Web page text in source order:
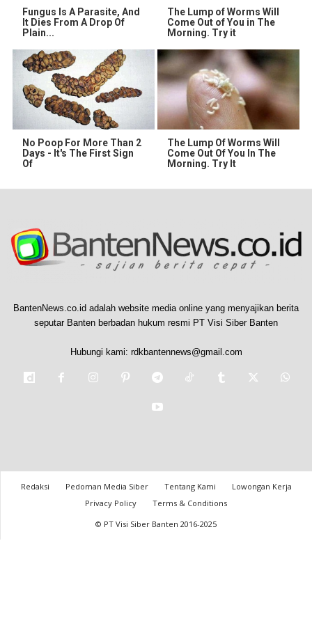
Fungus Is A Parasite, And
It Dies From A Drop Of
Plain...
The Lump of Worms Will
Come Out of You in The
Morning. Try it
No Poop For More Than 2
Days - It's The First Sign
Of
The Lump Of Worms Will
Come Out Of You In The
Morning. Try It
BantenNews.co.id adalah website media online yang menyajikan berita
seputar Banten berbadan hukum resmi PT Visi Siber Banten
Hubungi kami: rdkbantennews@gmail.com
Redaksi Pedoman Media Siber Tentang Kami
Lowongan Kerja
Privacy Policy
Terms & Conditions
© PT Visi Siber Banten 2016-2025